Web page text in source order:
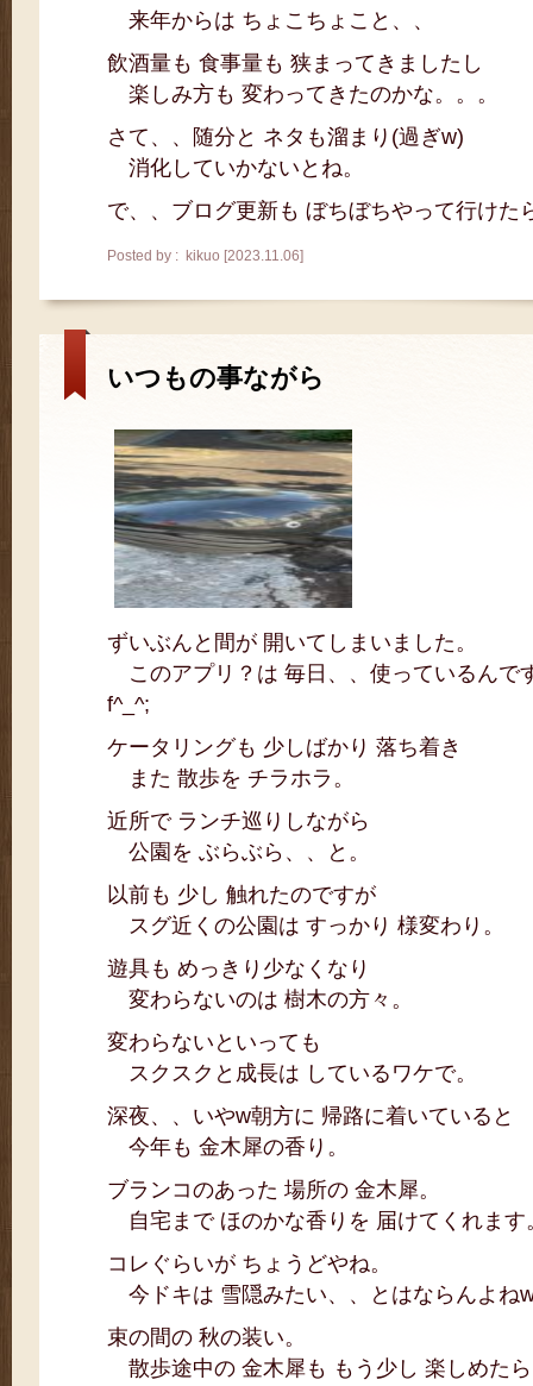
来年からは ちょこちょこと、、
飲酒量も 食事量も 狭まってきましたし
楽しみ方も 変わってきたのかな。。。
さて、、随分と ネタも溜まり(過ぎw)
消化していかないとね。
で、、ブログ更新も ぼちぼちやって行けた
Posted by : kikuo [2023.11.06]
いつもの事ながら
ずいぶんと間が 開いてしまいました。
このアプリ？は 毎日、、使っているんで
f^_^;
ケータリングも 少しばかり 落ち着き
また 散歩を チラホラ。
近所で ランチ巡りしながら
公園を ぶらぶら、、と。
以前も 少し 触れたのですが
スグ近くの公園は すっかり 様変わり。
遊具も めっきり少なくなり
変わらないのは 樹木の方々。
変わらないといっても
スクスクと成長は しているワケで。
深夜、、いやw朝方に 帰路に着いていると
今年も 金木犀の香り。
ブランコのあった 場所の 金木犀。
自宅まで ほのかな香りを 届けてくれます
コレぐらいが ちょうどやね。
今ドキは 雪隠みたい、、とはならんよね
束の間の 秋の装い。
散歩途中の 金木犀も もう少し 楽しめたら